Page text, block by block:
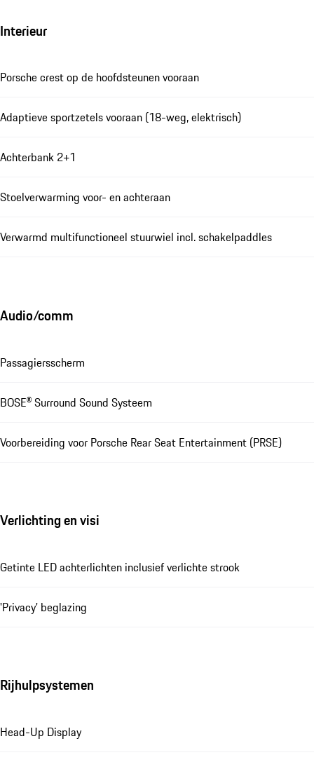
Interieur
Porsche crest op de hoofdsteunen vooraan
Adaptieve sportzetels vooraan (18-weg, elektrisch)
Achterbank 2+1
Stoelverwarming voor- en achteraan
Verwarmd multifunctioneel stuurwiel incl. schakelpaddles
Audio/comm
Passagiersscherm
BOSE® Surround Sound Systeem
Voorbereiding voor Porsche Rear Seat Entertainment (PRSE)
Verlichting en visi
Getinte LED achterlichten inclusief verlichte strook
'Privacy' beglazing
Rijhulpsystemen
Head-Up Display